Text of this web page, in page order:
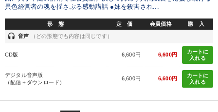
異色経営者の魂を揺さぶる感動講話 ●妹を殺害され...
形 態 定 価 会員価格 購 入
headset 音声 （どの形態でも内容は同じです）
CD版 6,600円 6,600円
カートに
入れる
デジタル音声版
（配信＋ダウンロード）
6,600円 6,600円
カートに
入れる